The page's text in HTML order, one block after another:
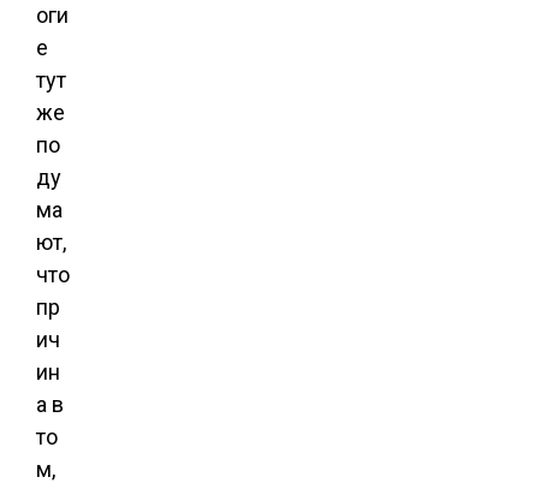
оги
е
тут
же
по
ду
ма
ют,
что
пр
ич
ин
а в
то
м,